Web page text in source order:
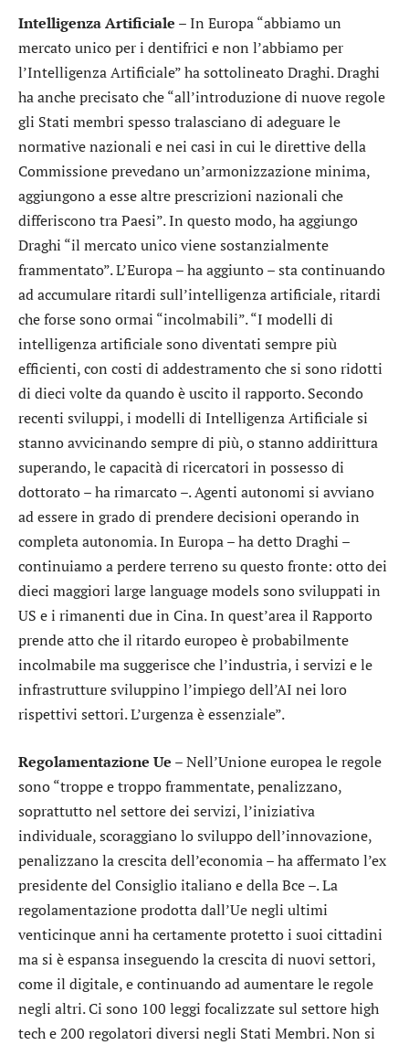
Intelligenza Artificiale –In Europa “abbiamo un
mercato unico per i dentifrici e non l’abbiamo per
l’Intelligenza Artificiale” ha sottolineato Draghi. Draghi
ha anche precisato che “all’introduzione di nuove regole
gli Stati membri spesso tralasciano di adeguare le
normative nazionali e nei casi in cui le direttive della
Commissione prevedano un’armonizzazione minima,
aggiungono a esse altre prescrizioni nazionali che
differiscono tra Paesi”. In questo modo, ha aggiungo
Draghi “il mercato unico viene sostanzialmente
frammentato”. L’Europa – ha aggiunto – sta continuando
ad accumulare ritardi sull’intelligenza artificiale, ritardi
che forse sono ormai “incolmabili”. “I modelli di
intelligenza artificiale sono diventati sempre più
efficienti, con costi di addestramento che si sono ridotti
di dieci volte da quando è uscito il rapporto. Secondo
recenti sviluppi, i modelli di Intelligenza Artificiale si
stanno avvicinando sempre di più, o stanno addirittura
superando, le capacità di ricercatori in possesso di
dottorato – ha rimarcato –. Agenti autonomi si avviano
ad essere in grado di prendere decisioni operando in
completa autonomia. In Europa – ha detto Draghi –
continuiamo a perdere terreno su questo fronte: otto dei
dieci maggiori large language models sono sviluppati in
US e i rimanenti due in Cina. In quest’area il Rapporto
prende atto che il ritardo europeo è probabilmente
incolmabile ma suggerisce che l’industria, i servizi e le
infrastrutture sviluppino l’impiego dell’AI nei loro
rispettivi settori. L’urgenza è essenziale”.
Regolamentazione Ue –Nell’Unione europea le regole
sono “troppe e troppo frammentate, penalizzano,
soprattutto nel settore dei servizi, l’iniziativa
individuale, scoraggiano lo sviluppo dell’innovazione,
penalizzano la crescita dell’economia – ha affermato l’ex
presidente del Consiglio italiano e della Bce –. La
regolamentazione prodotta dall’Ue negli ultimi
venticinque anni ha certamente protetto i suoi cittadini
ma si è espansa inseguendo la crescita di nuovi settori,
come il digitale, e continuando ad aumentare le regole
negli altri. Ci sono 100 leggi focalizzate sul settore high
tech e 200 regolatori diversi negli Stati Membri. Non si